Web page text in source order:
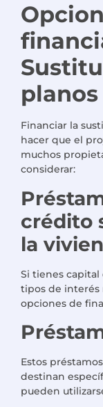
planos
Financiar la
hacer que el
muchos
considerar:
crédito
la
Si tienes
tipos de interés
opciones de
Estos
destinan
pueden